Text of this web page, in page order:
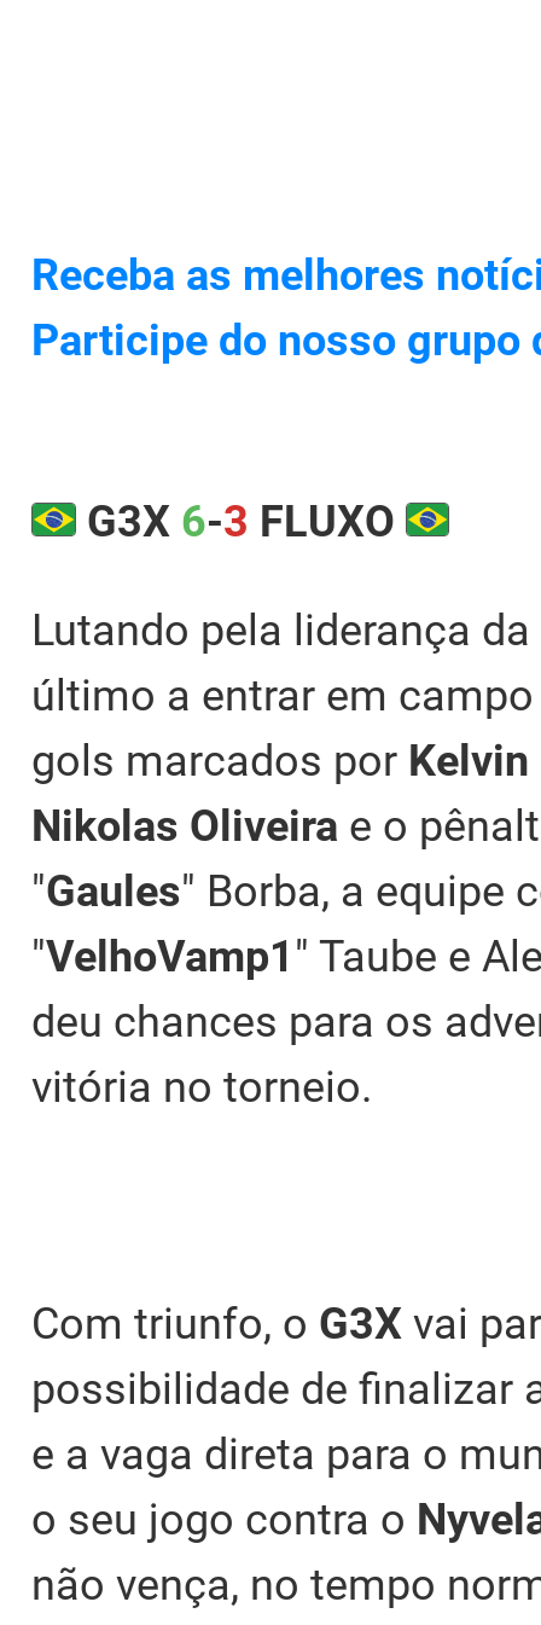
Receba as melhores
Participe do nosso grupo
G3X 6-3 FLUXO
Lutando pela liderança
último a entrar em
gols marcados por Kelvin
Nikolas Oliveira e o
"Gaules" Borba, a equipe
"VelhoVamp1 " Taube e
deu chances para os
vitória no torneio.
Com triunfo, o G3X vai
possibilidade de finalizar
e a vaga direta para o
o seu jogo contra o
não vença, no tempo